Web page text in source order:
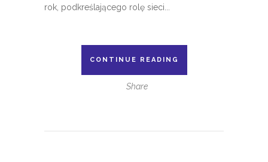
rok, podkreślającego rolę sieci...
CONTINUE READING
Share